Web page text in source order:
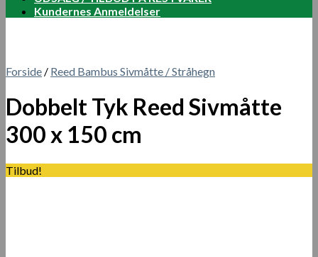
Kundernes Anmeldelser
Forside / Reed Bambus Sivmåtte / Stråhegn
Dobbelt Tyk Reed Sivmåtte
300 x 150 cm
Tilbud!